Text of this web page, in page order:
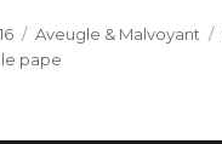
Catégories
Aveugle & Malvoyant
pape